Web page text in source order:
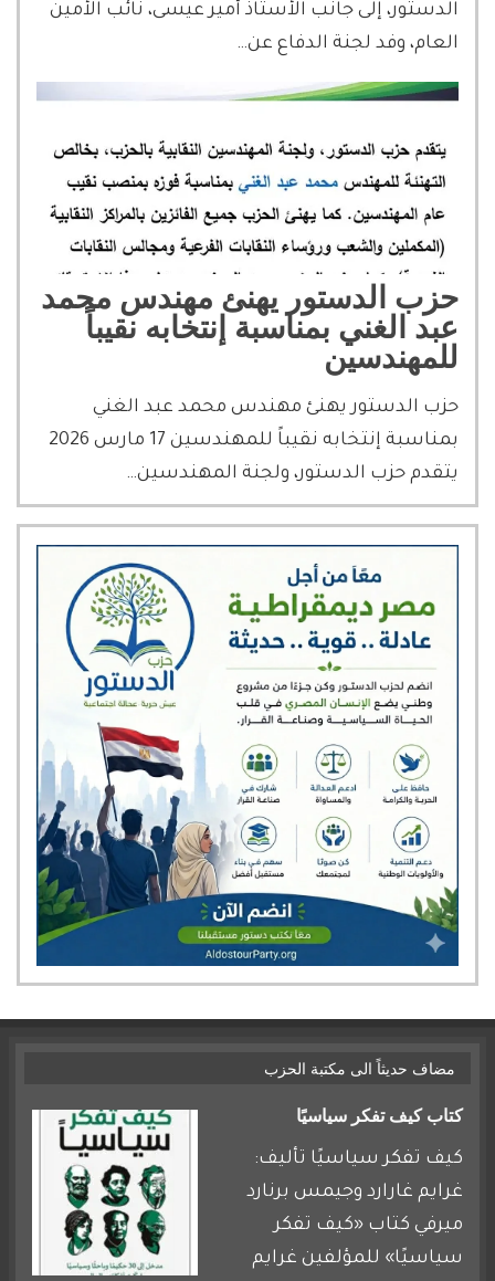
الدستور، إلى جانب الأستاذ أمير عيسى، نائب الأمين
العام، وفد لجنة الدفاع عن…
حزب الدستور يهنئ مهندس محمد
عبد الغني بمناسبة إنتخابه نقيباً
للمهندسين
حزب الدستور يهنئ مهندس محمد عبد الغني
بمناسبة إنتخابه نقيباً للمهندسين 17 مارس 2026
يتقدم حزب الدستور، ولجنة المهندسين…
مضاف حديثاً الى مكتبة الحزب
كتاب كيف تفكر سياسيًا
كيف تفكر سياسيًا تأليف:
غرايم غارارد وجيمس برنارد
ميرفي كتاب «كيف تفكر
سياسيًا» للمؤلفين غرايم